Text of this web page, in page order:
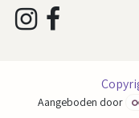
Aangeboden door